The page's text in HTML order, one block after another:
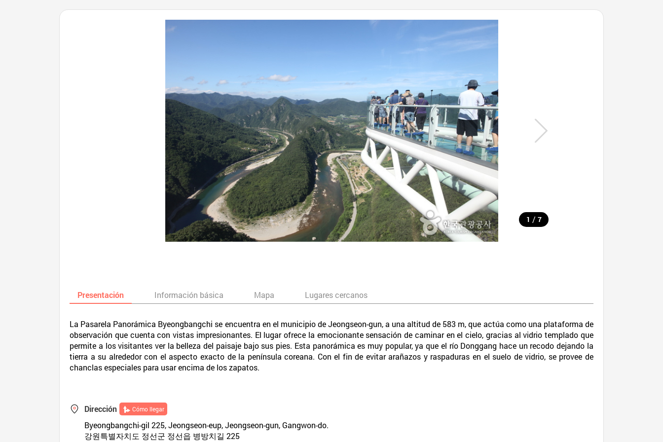
1 / 7
Presentación Información básica Mapa Lugares cercanos
La Pasarela Panorámica Byeongbangchi se encuentra en el municipio de Jeongseon-gun, a una altitud de 583 m, que actúa como una plataforma de
observación que cuenta con vistas impresionantes. El lugar ofrece la emocionante sensación de caminar en el cielo, gracias al vidrio templado que
permite a los visitantes ver la belleza del paisaje bajo sus pies. Esta panorámica es muy popular, ya que el río Donggang hace un recodo dejando la
tierra a su alrededor con el aspecto exacto de la península coreana. Con el fin de evitar arañazos y raspaduras en el suelo de vidrio, se provee de
chanclas especiales para usar encima de los zapatos.
Dirección Cómo llegar
Byeongbangchi-gil 225, Jeongseon-eup, Jeongseon-gun, Gangwon-do.
강원특별자치도 정선군 정선읍 병방치길 225